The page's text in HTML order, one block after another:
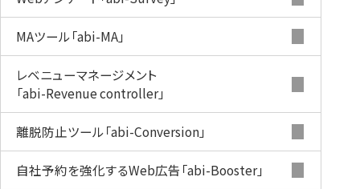
MAツール「abi-MA」
レベニューマネージメント
「abi-Revenue controller」
離脱防止ツール「abi-Conversion」
自社予約を強化するWeb広告 「abi-Booster」